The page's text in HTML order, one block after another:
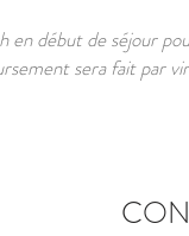
début de séjour
sera fait par